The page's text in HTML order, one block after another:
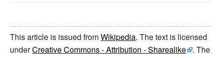
This article is issued fromWikipedia. The text is licensed
underCreative Commons - Attribution - Sharealike
. The